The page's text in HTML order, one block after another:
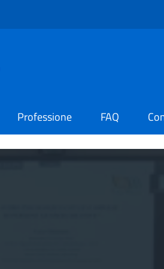
Professione FAQ